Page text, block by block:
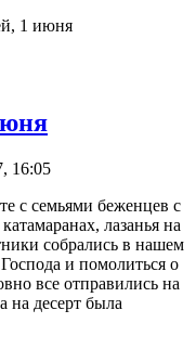
1 июня
16:05
с семьями беженцев с
лазанья на
собрались в нашем
и помолиться о
все отправились на
на десерт была